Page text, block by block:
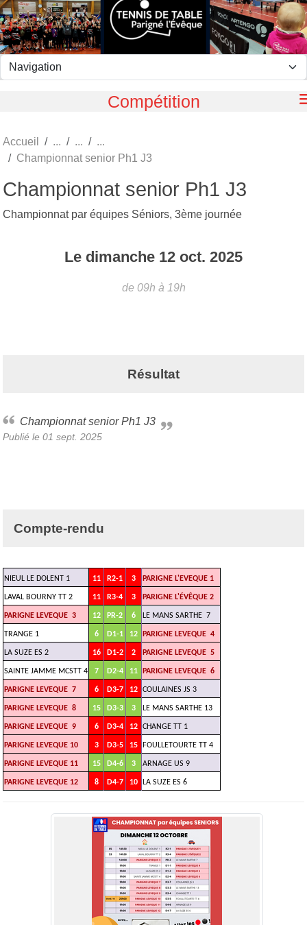
Compétition
Accueil
Championnat senior Ph1 J3
Championnat senior Ph1 J3
Championnat par équipes Séniors, 3ème journée
Le dimanche 12 oct. 2025
de 09h à 19h
Résultat
Championnat senior Ph1 J3
Publié le 01 sept. 2025
Compte-rendu
NIEUL LE DOLENT 1 11 R2-1 3 PARIGNE L'EVEQUE 1
LAVAL BOURNY TT 2 11 R3-4 3 PARIGNE L'ÉVÊQUE 2
PARIGNE LEVEQUE 3 12 PR-2 6 LE MANS SARTHE 7
TRANGE 1 6 D1-1 12 PARIGNE LEVEQUE 4
LA SUZE ES 2 16 D1-2 2 PARIGNE LEVEQUE 5
SAINTE JAMME MCSTT 4 7 D2-4 11 PARIGNE LEVEQUE 6
PARIGNE LEVEQUE 7 6 D3-7 12 COULAINES JS 3
PARIGNE LEVEQUE 8 15 D3-3 3 LE MANS SARTHE 13
PARIGNE LEVEQUE 9 6 D3-4 12 CHANGE TT 1
PARIGNE LEVEQUE 10 3 D3-5 15 FOULLETOURTE TT 4
PARIGNE LEVEQUE 11 15 D4-6 3 ARNAGE US 9
PARIGNE LEVEQUE 12 8 D4-7 10 LA SUZE ES 6
Panneau de gestion des cookies